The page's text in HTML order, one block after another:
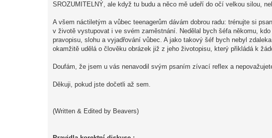
SROZUMITELNÝ, ale když tu budu a něco mě udeří do očí velkou silou,
A všem náctiletým a vůbec teenagerům dávám dobrou radu: trénujte si
v životě vystupovat i ve svém zaměstnání. Nedělal bych šéfa někomu,
pravopisu, slohu a vyjadřování vůbec. A jako takový šéf bych nebyl
okamžitě udělá o člověku obrázek již z jeho životopisu, který přikládá k
Doufám, že jsem u vás nenavodil svým psaním zívací reflex a
Děkuji, pokud jste dočetli až sem.
(Written & Edited by Beavers)